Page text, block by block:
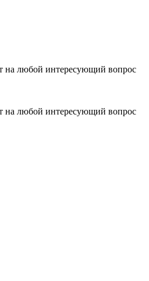
на любой интересующий вопрос
на любой интересующий вопрос